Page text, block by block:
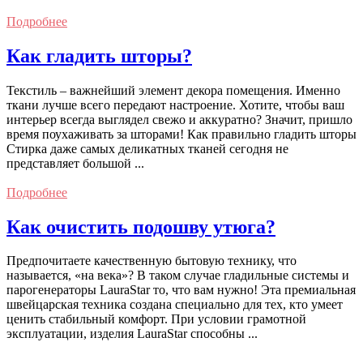
Подробнее
Как гладить шторы?
Текстиль – важнейший элемент декора помещения. Именно
ткани лучше всего передают настроение. Хотите, чтобы ваш
интерьер всегда выглядел свежо и аккуратно? Значит, пришло
время поухаживать за шторами! Как правильно гладить шторы
Стирка даже самых деликатных тканей сегодня не
представляет большой ...
Подробнее
Как очистить подошву утюга?
Предпочитаете качественную бытовую технику, что
называется, «на века»? В таком случае гладильные системы и
парогенераторы LauraStar то, что вам нужно! Эта премиальная
швейцарская техника создана специально для тех, кто умеет
ценить стабильный комфорт. При условии грамотной
эксплуатации, изделия LauraStar способны ...